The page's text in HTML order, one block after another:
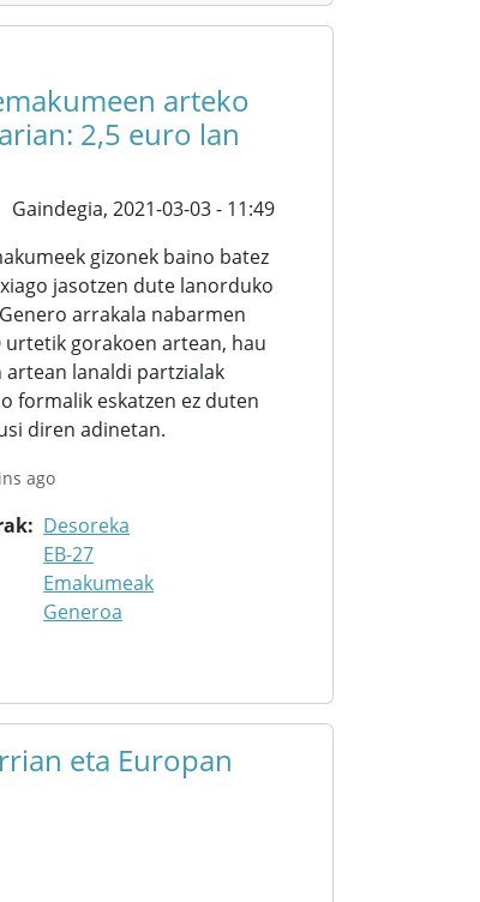
arteko
2,5 euro lan
Gaindegia, 2021-03-03 - 11:49
gizonek baino batez
jasotzen dute lanorduko
arrakala nabarmen
urtetik gorakoen artean, hau
artean lanaldi partzialak
formalik eskatzen ez duten
diren adinetan.
ago
Desoreka
EB-27
Emakumeak
Generoa
eta Europan